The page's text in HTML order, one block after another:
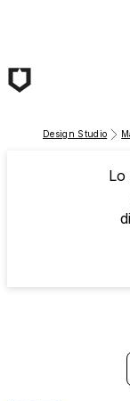
Design Studio
Lo